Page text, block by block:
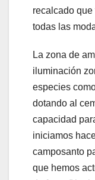
recalcado que
todas las
La zona de
iluminación
especies
dotando al
capacidad
iniciamos
camposanto
que hemos